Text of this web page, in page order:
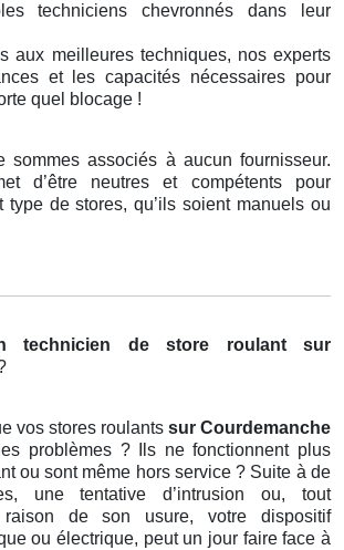
techniciens chevronnés dans leur
aux meilleures techniques, nos experts
et les capacités nécessaires pour
quel blocage !
sommes associés à aucun fournisseur.
d’être neutres et compétents pour
type de stores, qu’ils soient manuels ou
technicien de store roulant
sur
vos stores roulants sur Courdemanche
problèmes ? Ils ne fonctionnent plus
ou sont même hors service ? Suite à de
une tentative d’intrusion ou, tout
raison de son usure, votre dispositif
ou électrique, peut un jour faire face à